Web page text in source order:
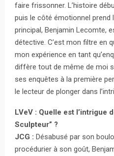
faire frissonner. L’histoire
puis le côté émotionnel prend
principal, Benjamin Lecomte,
détective. C’est mon filtre en
mon expérience en tant
diffère tout de même de moi
ses enquêtes à la première
le lecteur de plonger dans
LVeV : Quelle est l’intrigue
Sculpteur” ?
JCG : Désabusé par son
procédurier à son goût,